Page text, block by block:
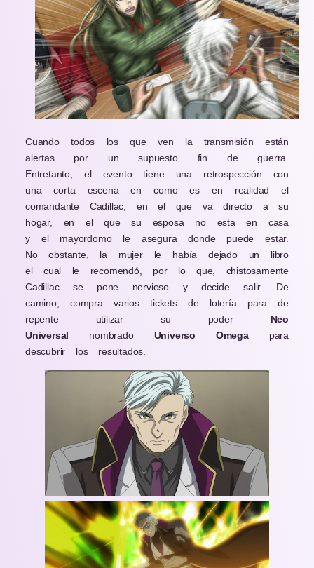
Cuando todos los que ven la transmisión están
alertas por un supuesto fin de guerra.
Entretanto, el evento tiene una retrospección con
una corta escena en como es en realidad el
comandante Cadillac, en el que va directo a su
hogar, en el que su esposa no esta en casa
y el mayordomo le asegura donde puede estar.
No obstante, la mujer le había dejado un libro
el cual le recomendó, por lo que, chistosamente
Cadillac se pone nervioso y decide salir. De
camino, compra varios tickets de lotería para de
repente utilizar su poder Neo
Universal nombrado Universo Omegapara
descubrir los resultados.